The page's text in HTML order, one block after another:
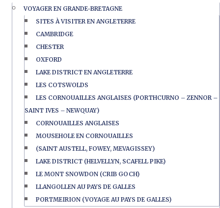
VOYAGER EN GRANDE-BRETAGNE
SITES À VISITER EN ANGLETERRE
CAMBRIDGE
CHESTER
OXFORD
LAKE DISTRICT EN ANGLETERRE
LES COTSWOLDS
LES CORNOUAILLES ANGLAISES (PORTHCURNO – ZENNOR –
SAINT IVES – NEWQUAY)
CORNOUAILLES ANGLAISES
MOUSEHOLE EN CORNOUAILLES
(SAINT AUSTELL, FOWEY, MEVAGISSEY)
LAKE DISTRICT (HELVELLYN, SCAFELL PIKE)
LE MONT SNOWDON (CRIB GOCH)
LLANGOLLEN AU PAYS DE GALLES
PORTMEIRION (VOYAGE AU PAYS DE GALLES)